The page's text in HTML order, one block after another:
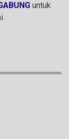
untuk